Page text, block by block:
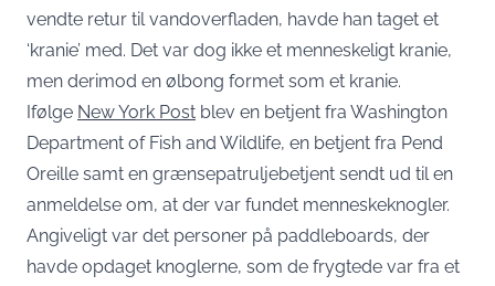
vendte retur til vandoverfladen, havde han taget et
‘kranie’ med. Det var dog ikke et menneskeligt kranie,
men derimod en ølbong formet som et kranie.
Ifølge New York Post blev en betjent fra Washington
Department of Fish and Wildlife, en betjent fra Pend
Oreille samt en grænsepatruljebetjent sendt ud til en
anmeldelse om, at der var fundet menneskeknogler.
Angiveligt var det personer på paddleboards, der
havde opdaget knoglerne, som de frygtede var fra et